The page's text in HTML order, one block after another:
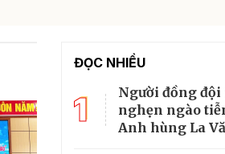
ĐỌC NHIỀU
1
Người đồng đội
nghẹn ngào
Anh hùng La